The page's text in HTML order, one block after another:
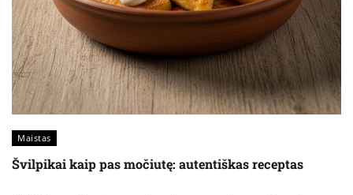
Maistas
Švilpikai kaip pas močiutę: autentiškas receptas